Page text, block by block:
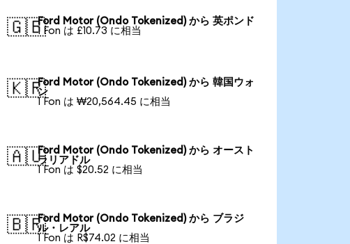
🇬🇧Ford Motor (Ondo Tokenized) から 英ポンド
1 Fon は £10.73 に相当
🇰🇷Ford Motor (Ondo Tokenized) から 韓国ウォ
ン
1 Fon は ₩20,564.45 に相当
🇦🇺Ford Motor (Ondo Tokenized) から オースト
ラリアドル
1 Fon は $20.52 に相当
🇧🇷Ford Motor (Ondo Tokenized) から ブラジ
ル・レアル
1 Fon は R$74.02 に相当